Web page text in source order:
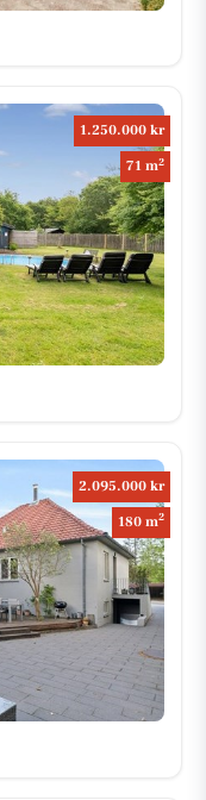
1.250.000 kr
71 m2
2.095.000 kr
180 m2